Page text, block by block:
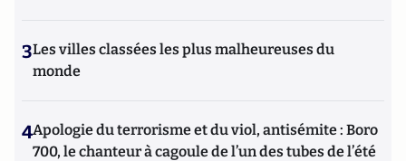
3Les villes classées les plus malheureuses du
monde
4Apologie du terrorisme et du viol, antisémite : Boro
700, le chanteur à cagoule de l’un des tubes de l’été